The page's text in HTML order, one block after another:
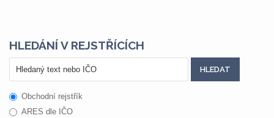
HLEDÁNÍ V REJSTŘÍCÍCH
Obchodní rejstřík
ARES dle IČO